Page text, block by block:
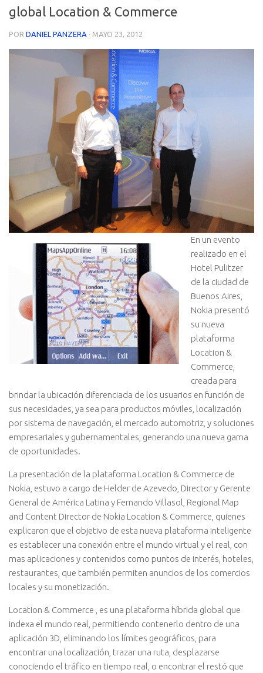
global Location & Commerce
POR DANIEL PANZERA · MAYO 23, 2012
En un evento
realizado en el
Hotel Pulitzer
de la ciudad de
Buenos Aires,
Nokia presentó
su nueva
plataforma
Location &
Commerce,
creada para
brindar la ubicación diferenciada de los usuarios en función de
sus necesidades, ya sea para productos móviles, localización
por sistema de navegación, el mercado automotriz, y soluciones
empresariales y gubernamentales, generando una nueva gama
de oportunidades.
La presentación de la plataforma Location & Commerce de
Nokia, estuvo a cargo de Helder de Azevedo, Director y Gerente
General de América Latina y Fernando Villasol, Regional Map
and Content Director de Nokia Location & Commerce, quienes
explicaron que el objetivo de esta nueva plataforma inteligente
es establecer una conexión entre el mundo virtual y el real, con
mas aplicaciones y contenidos como puntos de interés, hoteles,
restaurantes, que también permiten anuncios de los comercios
locales y su monetización.
Location & Commerce , es una plataforma híbrida global que
indexa el mundo real, permitiendo contenerlo dentro de una
aplicación 3D, eliminando los límites geográficos, para
encontrar una localización, trazar una ruta, desplazarse
conociendo el tráfico en tiempo real, o encontrar el restó que